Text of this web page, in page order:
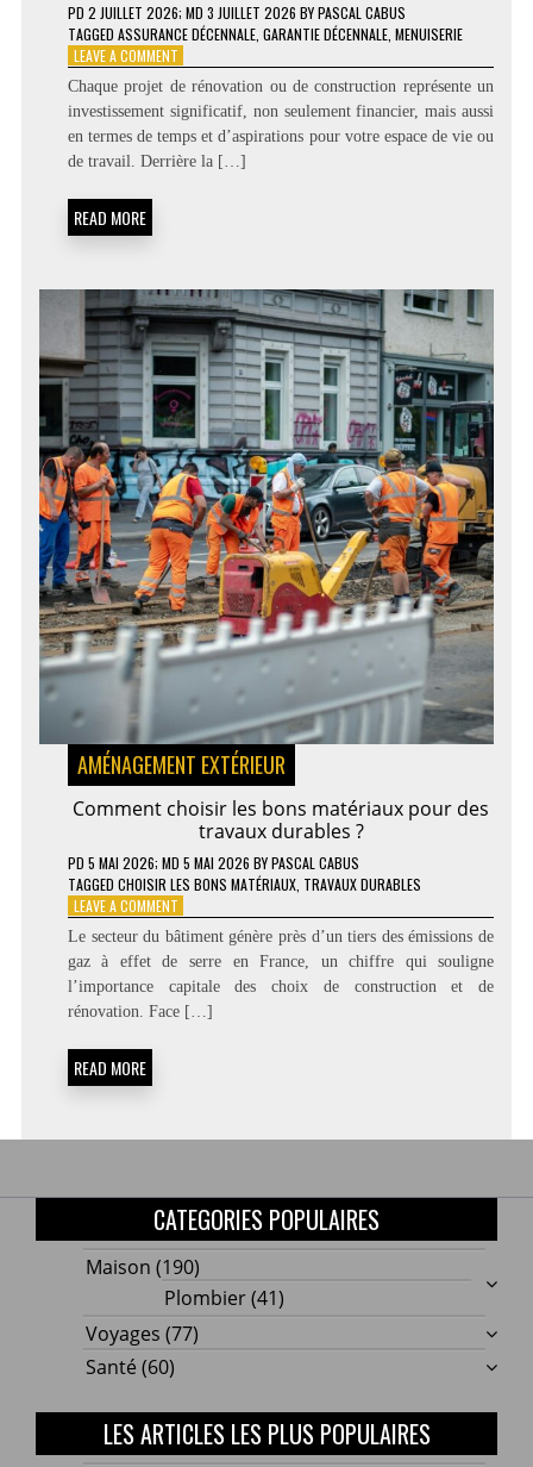
PD 2 JUILLET 2026; MD 3 JUILLET 2026 BYPASCAL CABUS
TAGGED ASSURANCE DÉCENNALE, GARANTIE DÉCENNALE, MENUISERIE
LEAVE A COMMENTON
POURQUOI
L’ASSURANCE
DÉCENNALE
MENUISERIE
EST
DE
RÉNOVATION
Chaque projet de rénovation ou de construction représente un
investissement significatif, non seulement financier, mais aussi
en termes de temps et d’aspirations pour votre espace de vie ou
de travail. Derrière la […]
READ MORE
AMÉNAGEMENT EXTÉRIEUR
Comment choisir les bons matériaux pour des
travaux durables ?
PD 5 MAI 2026; MD 5 MAI 2026 BYPASCAL CABUS
TAGGED CHOISIR LES BONS MATÉRIAUX, TRAVAUX DURABLES
LEAVE A COMMENTON
COMMENT
CHOISIR
LES
BONS
MATÉRIAUX
Le secteur du bâtiment génère près d’un tiers des émissions de
gaz à effet de serre en France, un chiffre qui souligne
l’importance capitale des choix de construction et de
rénovation. Face […]
READ MORE
CATEGORIES POPULAIRES
Maison (190)
Plombier(41)
Voyages (77)
Santé (60)
LES ARTICLES LES PLUS POPULAIRES